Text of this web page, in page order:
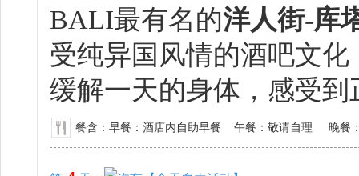
BALI最有名的洋人街-库
受纯异国风情的酒吧文
缓解一天的身体，感受到
餐含：早餐：酒店内自助早餐 午餐：敬请自理 晚餐